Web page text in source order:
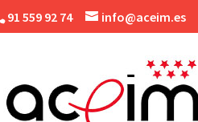
91 559 92 74 info@aceim.es